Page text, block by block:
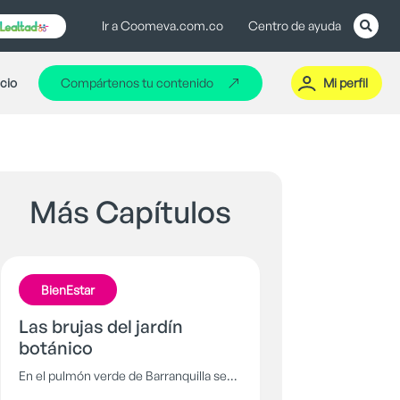
Ir a Coomeva.com.co Centro de ayuda
Compártenos tu contenido Mi perfil
Más Capítulos
BienEstar
Las brujas del jardín
botánico
En el pulmón verde de Barranquilla se